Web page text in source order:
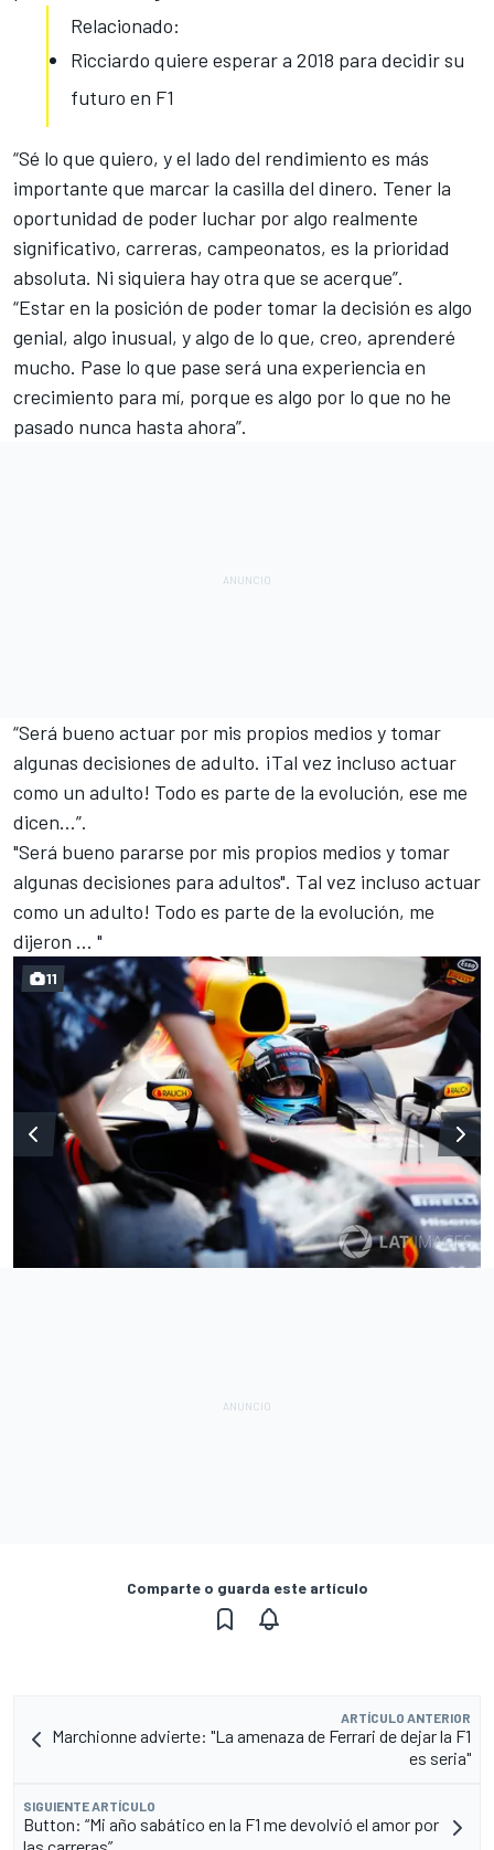
Relacionado:
Ricciardo quiere esperar a 2018 para decidir su
futuro en F1
“Sé lo que quiero, y el lado del rendimiento es más
importante que marcar la casilla del dinero. Tener la
oportunidad de poder luchar por algo realmente
significativo, carreras, campeonatos, es la prioridad
absoluta. Ni siquiera hay otra que se acerque”.
“Estar en la posición de poder tomar la decisión es algo
genial, algo inusual, y algo de lo que, creo, aprenderé
mucho. Pase lo que pase será una experiencia en
crecimiento para mí, porque es algo por lo que no he
pasado nunca hasta ahora”.
“Será bueno actuar por mis propios medios y tomar
algunas decisiones de adulto. ¡Tal vez incluso actuar
como un adulto! Todo es parte de la evolución, ese me
dicen…”.
"Será bueno pararse por mis propios medios y tomar
algunas decisiones para adultos". Tal vez incluso actuar
como un adulto! Todo es parte de la evolución, me
dijeron ... "
11
Comparte o guarda este artículo
ARTÍCULO ANTERIOR
Marchionne advierte: "La amenaza de Ferrari de dejar la F1
es seria"
SIGUIENTE ARTÍCULO
Button: “Mi año sabático en la F1 me devolvió el amor por